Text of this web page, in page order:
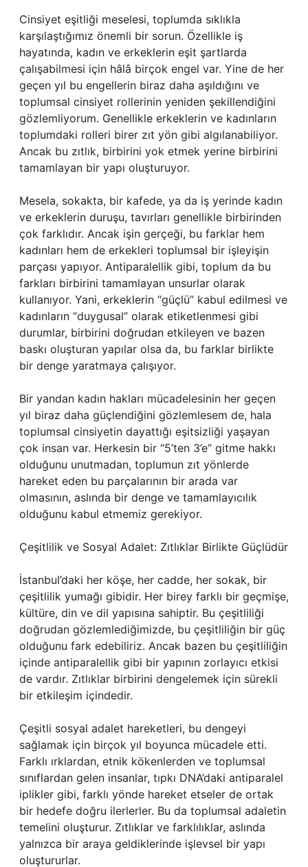
Cinsiyet eşitliği meselesi, toplumda sıklıkla
karşılaştığımız önemli bir sorun. Özellikle iş
hayatında, kadın ve erkeklerin eşit şartlarda
çalışabilmesi için hâlâ birçok engel var. Yine de her
geçen yıl bu engellerin biraz daha aşıldığını ve
toplumsal cinsiyet rollerinin yeniden şekillendiğini
gözlemliyorum. Genellikle erkeklerin ve kadınların
toplumdaki rolleri birer zıt yön gibi algılanabiliyor.
Ancak bu zıtlık, birbirini yok etmek yerine birbirini
tamamlayan bir yapı oluşturuyor.
Mesela, sokakta, bir kafede, ya da iş yerinde kadın
ve erkeklerin duruşu, tavırları genellikle birbirinden
çok farklıdır. Ancak işin gerçeği, bu farklar hem
kadınları hem de erkekleri toplumsal bir işleyişin
parçası yapıyor. Antiparalellik gibi, toplum da bu
farkları birbirini tamamlayan unsurlar olarak
kullanıyor. Yani, erkeklerin “güçlü” kabul edilmesi ve
kadınların “duygusal” olarak etiketlenmesi gibi
durumlar, birbirini doğrudan etkileyen ve bazen
baskı oluşturan yapılar olsa da, bu farklar birlikte
bir denge yaratmaya çalışıyor.
Bir yandan kadın hakları mücadelesinin her geçen
yıl biraz daha güçlendiğini gözlemlesem de, hala
toplumsal cinsiyetin dayattığı eşitsizliği yaşayan
çok insan var. Herkesin bir “5’ten 3’e” gitme hakkı
olduğunu unutmadan, toplumun zıt yönlerde
hareket eden bu parçalarının bir arada var
olmasının, aslında bir denge ve tamamlayıcılık
olduğunu kabul etmemiz gerekiyor.
Çeşitlilik ve Sosyal Adalet: Zıtlıklar Birlikte Güçlüdür
İstanbul’daki her köşe, her cadde, her sokak, bir
çeşitlilik yumağı gibidir. Her birey farklı bir geçmişe,
kültüre, din ve dil yapısına sahiptir. Bu çeşitliliği
doğrudan gözlemlediğimizde, bu çeşitliliğin bir güç
olduğunu fark edebiliriz. Ancak bazen bu çeşitliliğin
içinde antiparalellik gibi bir yapının zorlayıcı etkisi
de vardır. Zıtlıklar birbirini dengelemek için sürekli
bir etkileşim içindedir.
Çeşitli sosyal adalet hareketleri, bu dengeyi
sağlamak için birçok yıl boyunca mücadele etti.
Farklı ırklardan, etnik kökenlerden ve toplumsal
sınıflardan gelen insanlar, tıpkı DNA’daki antiparalel
iplikler gibi, farklı yönde hareket etseler de ortak
bir hedefe doğru ilerlerler. Bu da toplumsal adaletin
temelini oluşturur. Zıtlıklar ve farklılıklar, aslında
yalnızca bir araya geldiklerinde işlevsel bir yapı
oluştururlar.